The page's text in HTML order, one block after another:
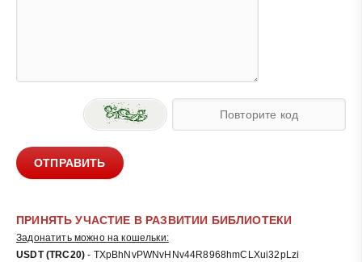
ОТПРАВИТЬ
ПРИНЯТЬ УЧАСТИЕ В РАЗВИТИИ БИБЛИОТЕКИ
Задонатить можно на кошельки:
USDT (TRC20) - TXpBhNvPWNvHNv44R8968hmCLXui32pLzi